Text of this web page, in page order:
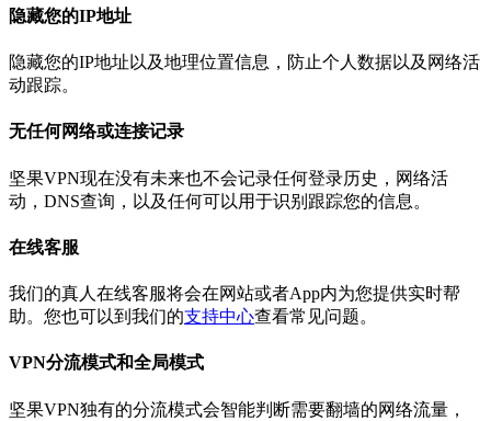
隐藏您的IP地址
隐藏您的IP地址以及地理位置信息，防止个人数据以及网络活
动跟踪。
无任何网络或连接记录
坚果VPN现在没有未来也不会记录任何登录历史，网络活
动，DNS查询，以及任何可以用于识别跟踪您的信息。
在线客服
我们的真人在线客服将会在网站或者App内为您提供实时帮
助。您也可以到我们的支持中心查看常见问题。
VPN分流模式和全局模式
坚果VPN独有的分流模式会智能判断需要翻墙的网络流量，